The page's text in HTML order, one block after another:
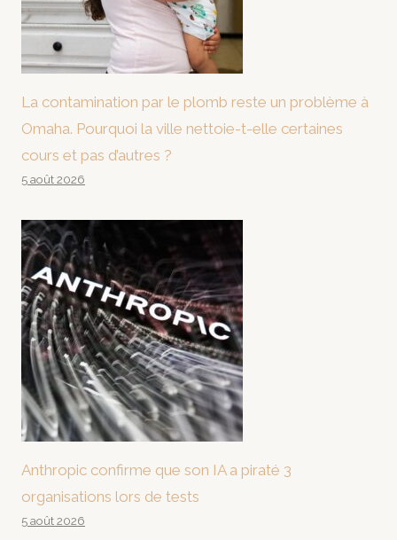
La contamination par le plomb reste un problème à
Omaha. Pourquoi la ville nettoie-t-elle certaines
cours et pas d’autres ?
5 août 2026
Anthropic confirme que son IA a piraté 3
organisations lors de tests
5 août 2026